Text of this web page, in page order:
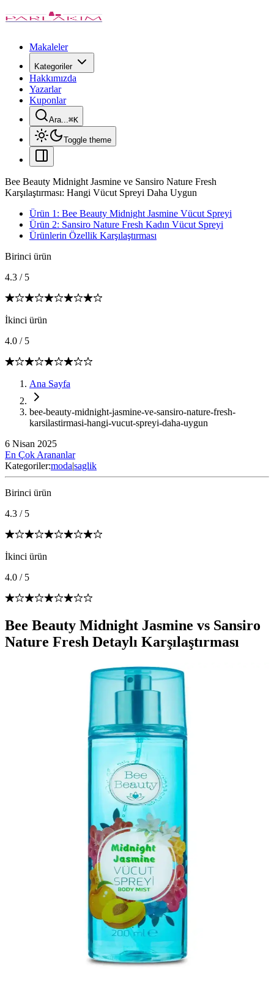
Makaleler
Kategoriler
Hakkımızda
Yazarlar
Kuponlar
Ara...⌘K
Toggle theme
Bee Beauty Midnight Jasmine ve Sansiro Nature Fresh
Karşılaştırması: Hangi Vücut Spreyi Daha Uygun
Ürün 1: Bee Beauty Midnight Jasmine Vücut Spreyi
Ürün 2: Sansiro Nature Fresh Kadın Vücut Spreyi
Ürünlerin Özellik Karşılaştırması
Birinci ürün
4.3 / 5
İkinci ürün
4.0 / 5
Ana Sayfa
bee-beauty-midnight-jasmine-ve-sansiro-nature-fresh-
karsilastirmasi-hangi-vucut-spreyi-daha-uygun
6 Nisan 2025
En Çok Arananlar
Kategoriler:moda|saglik
Birinci ürün
4.3 / 5
İkinci ürün
4.0 / 5
Bee Beauty Midnight Jasmine vs Sansiro
Nature Fresh Detaylı Karşılaştırması